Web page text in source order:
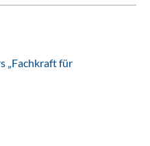
„Fachkraft für